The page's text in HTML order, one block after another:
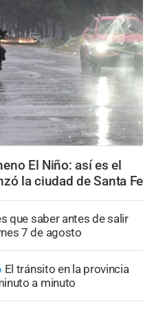
El Niño: así es el
la ciudad de Santa Fe
que saber antes de salir
7 de agosto
El tránsito en la provincia
a minuto